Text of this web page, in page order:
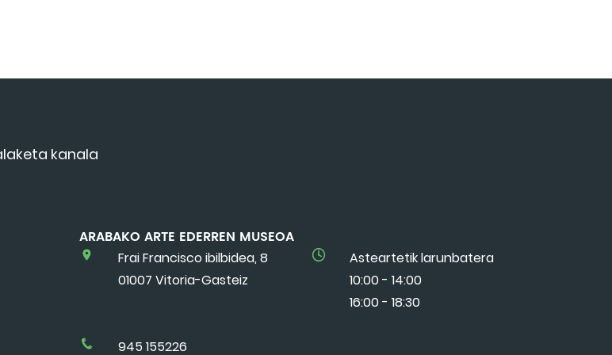
kanala
ARABAKO ARTE EDERREN MUSEOA
Frai Francisco ibilbidea, 8
01007 Vitoria-Gasteiz
Asteartetik larunbatera
10:00 - 14:00
16:00 - 18:30
945 155226